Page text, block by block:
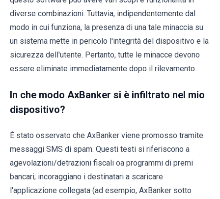
diverse combinazioni. Tuttavia, indipendentemente dal
modo in cui funziona, la presenza di una tale minaccia su
un sistema mette in pericolo l'integrità del dispositivo e la
sicurezza dell'utente. Pertanto, tutte le minacce devono
essere eliminate immediatamente dopo il rilevamento.
In che modo AxBanker si è infiltrato nel mio
dispositivo?
È stato osservato che AxBanker viene promosso tramite
messaggi SMS di spam. Questi testi si riferiscono a
agevolazioni/detrazioni fiscali oa programmi di premi
bancari; incoraggiano i destinatari a scaricare
l'applicazione collegata (ad esempio, AxBanker sotto